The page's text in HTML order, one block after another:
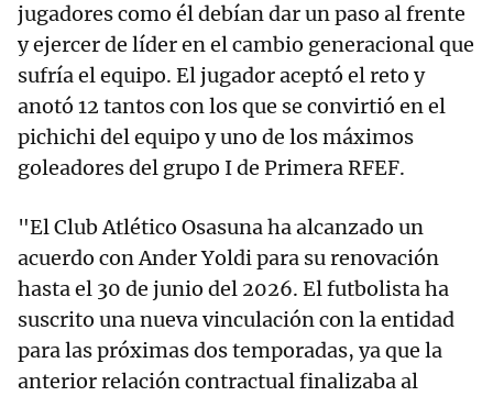
jugadores como él debían dar un paso al frente
y ejercer de líder en el cambio generacional que
sufría el equipo. El jugador aceptó el reto y
anotó 12 tantos con los que se convirtió en el
pichichi del equipo y uno de los máximos
goleadores del grupo I de Primera RFEF.
"El Club Atlético Osasuna ha alcanzado un
acuerdo con Ander Yoldi para su renovación
hasta el 30 de junio del 2026. El futbolista ha
suscrito una nueva vinculación con la entidad
para las próximas dos temporadas, ya que la
anterior relación contractual finalizaba al